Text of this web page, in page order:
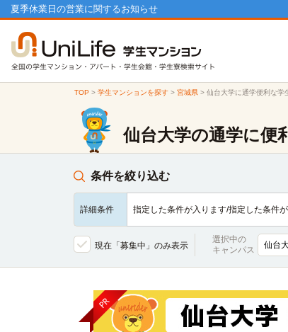
夏季休業日の営業に関するお知らせ
TOP > 学生マンションを探す> 宮城県> 仙台大学に通学便利な学
仙台大学の通学に便
条件を絞り込む
詳細条件 指定した条件が入ります/指定した条件
現在「募集中」のみ表示
選択中の
キャンパス